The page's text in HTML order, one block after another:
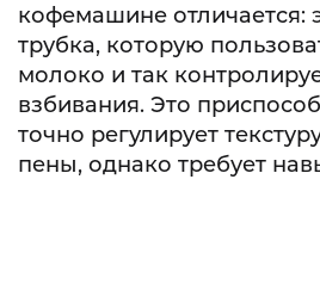
кофемашине отличается:
трубка, которую
молоко и так
взбивания. Это
точно регулирует
пены, однако требует